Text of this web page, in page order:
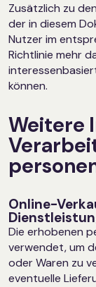
Zusätzlich zu
der in diesem
Nutzer im
Richtlinie mehr
können.
Weitere
Online-
Die erhobenen
verwendet, um
oder Waren zu
eventuelle